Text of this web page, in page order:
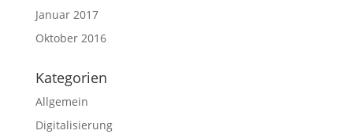
Januar 2017
Oktober 2016
Kategorien
Allgemein
Digitalisierung